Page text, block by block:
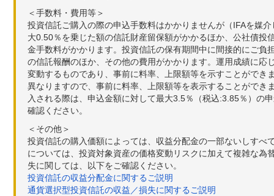
＜手数料・費用等＞
投資信託ご購入の際の申込手数料はかかりませんが（IFAを媒
大0.50％を乗じた額の信託財産留保額がかかるほか、公社債
金手数料がかかります。投資信託の保有期間中に間接的にご
の信託報酬のほか、その他の費用がかかります。運用成績に
変動するものであり、事前に料率、上限額等を示すことがで
異なりますので、事前に料率、上限額等を表示することがで
入される際は、申込金額に対して最大3.5％（税込:3.85％）の
確認ください。
＜その他＞
投資信託の購入価額によっては、収益分配金の一部ないしす
については、投資対象資産の価格変動リスクに加えて複雑な
失に関しては、以下をご確認ください。
投資信託の収益分配金に関するご説明
通貨選択型投資信託の収益／損失に関するご説明